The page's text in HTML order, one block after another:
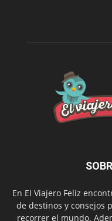
En El Viajero Feliz
de destinos y consejos
recorrer el mundo.